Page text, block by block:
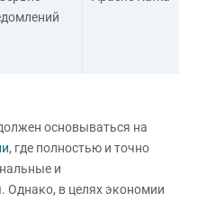
основываться на
, где полностью и точно
и
Однако, в целях экономии